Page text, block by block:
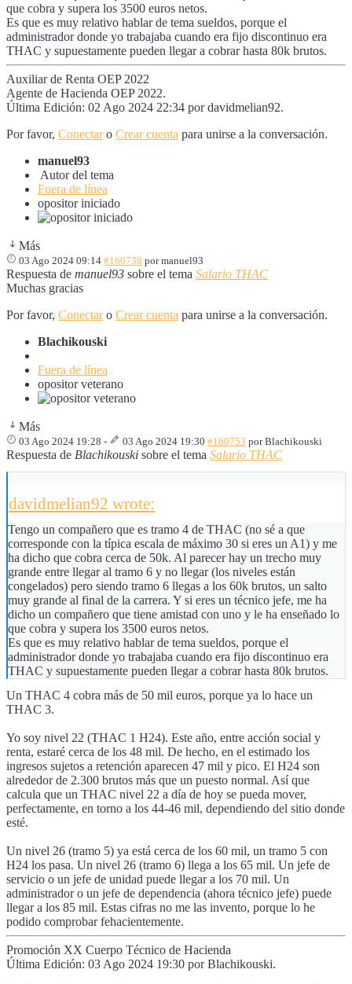
que cobra y supera los 3500 euros netos.
Es que es muy relativo hablar de tema sueldos, porque el
administrador donde yo trabajaba cuando era fijo discontinuo era
THAC y supuestamente pueden llegar a cobrar hasta 80k brutos.
Auxiliar de Renta OEP 2022
Agente de Hacienda OEP 2022.
Última Edición: 02 Ago 2024 22:34 pordavidmelian92.
Por favor, Conectaro Crear cuenta para unirse a la conversación.
manuel93
Autor del tema
Fuera de línea
opositor iniciado
Más
03 Ago 2024 09:14 #160738 pormanuel93
Respuesta de manuel93 sobre el tema Salario THAC
Muchas gracias
Por favor, Conectaro Crear cuenta para unirse a la conversación.
Blachikouski
Fuera de línea
opositor veterano
Más
03 Ago 2024 19:28 - 03 Ago 2024 19:30 #160753 porBlachikouski
Respuesta de Blachikouski sobre el tema Salario THAC
davidmelian92 wrote:
Tengo un compañero que es tramo 4 de THAC (no sé a que
corresponde con la típica escala de máximo 30 si eres un A1) y me
ha dicho que cobra cerca de 50k. Al parecer hay un trecho muy
grande entre llegar al tramo 6 y no llegar (los niveles están
congelados) pero siendo tramo 6 llegas a los 60k brutos, un salto
muy grande al final de la carrera. Y si eres un técnico jefe, me ha
dicho un compañero que tiene amistad con uno y le ha enseñado lo
que cobra y supera los 3500 euros netos.
Es que es muy relativo hablar de tema sueldos, porque el
administrador donde yo trabajaba cuando era fijo discontinuo era
THAC y supuestamente pueden llegar a cobrar hasta 80k brutos.
Un THAC 4 cobra más de 50 mil euros, porque ya lo hace un
THAC 3.
Yo soy nivel 22 (THAC 1 H24). Este año, entre acción social y
renta, estaré cerca de los 48 mil. De hecho, en el estimado los
ingresos sujetos a retención aparecen 47 mil y pico. El H24 son
alrededor de 2.300 brutos más que un puesto normal. Así que
calcula que un THAC nivel 22 a día de hoy se pueda mover,
perfectamente, en torno a los 44-46 mil, dependiendo del sitio donde
esté.
Un nivel 26 (tramo 5) ya está cerca de los 60 mil, un tramo 5 con
H24 los pasa. Un nivel 26 (tramo 6) llega a los 65 mil. Un jefe de
servicio o un jefe de unidad puede llegar a los 70 mil. Un
administrador o un jefe de dependencia (ahora técnico jefe) puede
llegar a los 85 mil. Estas cifras no me las invento, porque lo he
podido comprobar fehacientemente.
Promoción XX Cuerpo Técnico de Hacienda
Última Edición: 03 Ago 2024 19:30 porBlachikouski.